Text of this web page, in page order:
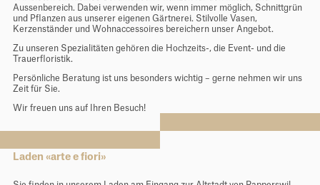
Suche
Produktion & Dienstleistungen
Über uns
Aussenbereich. Dabei verwenden wir, wenn immer möglich, Schnittgrün
und Pflanzen aus unserer eigenen Gärtnerei. Stilvolle Vasen,
Kerzenständer und Wohnaccessoires bereichern unser Angebot.
Zu unseren Spezialitäten gehören die Hochzeits-, die Event- und die
Trauerfloristik.
Persönliche Beratung ist uns besonders wichtig – gerne nehmen wir uns
Zeit für Sie.
Wir freuen uns auf Ihren Besuch!
Laden «arte e fiori»